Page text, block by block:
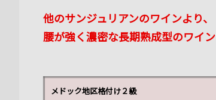
他のサンジュリアンのワインより、
腰が強く濃密な長期熟成型のワイン
メドック地区格付け２級